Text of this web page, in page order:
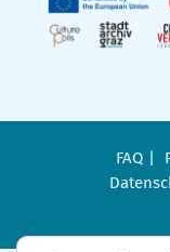
FAQ